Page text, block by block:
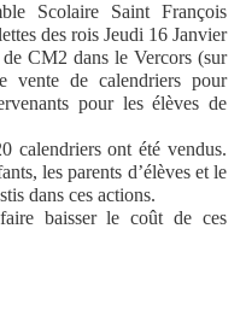
Scolaire Saint François
des rois Jeudi 16 Janvier
CM2 dans le Vercors (sur
vente de calendriers pour
pour les élèves de
calendriers ont été vendus.
les parents d’élèves et le
dans ces actions.
baisser le coût de ces